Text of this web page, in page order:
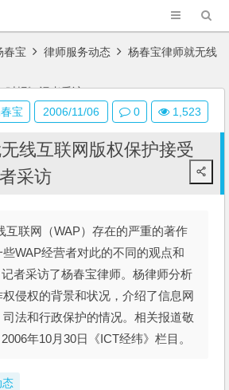
春宝 律师服务动态 杨春宝律师就无线
时报》记者采访
线互联网版权保护接受
采访
互联网（WAP）存在的严重的著作
WAP经营者对此的不同的观点和
者采访了杨春宝律师。杨律师分析
侵权的背景和状况，介绍了信息网
法和行政保护的情况。相关报道敬
年10月30日《ICT经纬》栏目。
态
宝 2006/11/06 0 1,523